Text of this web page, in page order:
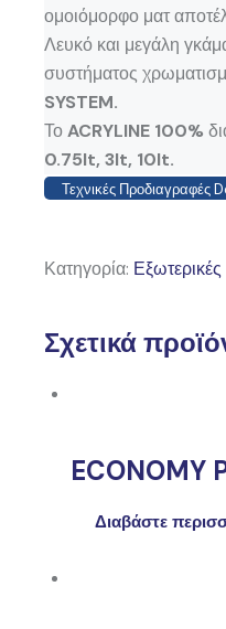
ομοιόμορφο ματ
Λευκό και μεγάλη
συστήματος
SYSTEM.
ΤοACRYLINE 100%
0.75lt, 3lt, 10lt.
Τεχνικές Προδιαγραφές
Κατηγορία:
Σχετικά
ECONOMY
Διαβάστε